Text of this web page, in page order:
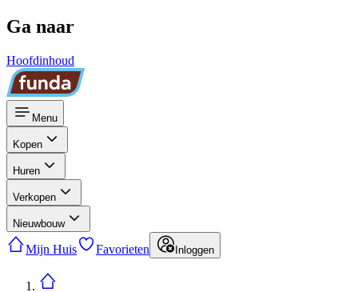
Ga naar
Hoofdinhoud
Menu
Kopen
Huren
Verkopen
Nieuwbouw
Mijn Huis Favorieten Inloggen